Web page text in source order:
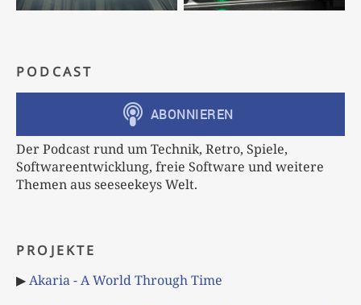
PODCAST
Der Podcast rund um Technik, Retro, Spiele,
Softwareentwicklung, freie Software und weitere
Themen aus seeseekeys Welt.
PROJEKTE
▶Akaria - A World Through Time